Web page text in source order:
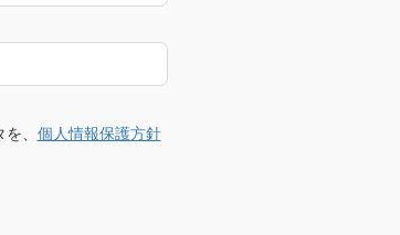
、 個人情報保護方針